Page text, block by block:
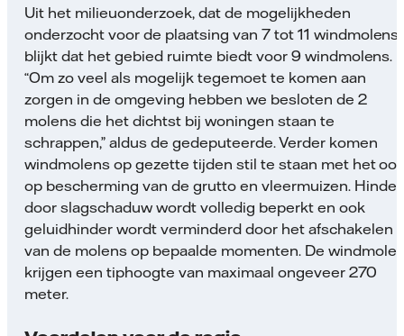
Uit het milieuonderzoek, dat de mogelijkheden
onderzocht voor de plaatsing van 7 tot 11 windmolens,
blijkt dat het gebied ruimte biedt voor 9 windmolens.
“Om zo veel als mogelijk tegemoet te komen aan
zorgen in de omgeving hebben we besloten de 2
molens die het dichtst bij woningen staan te
schrappen,” aldus de gedeputeerde. Verder komen
windmolens op gezette tijden stil te staan met het
op bescherming van de grutto en vleermuizen. Hinder
door slagschaduw wordt volledig beperkt en ook
geluidhinder wordt verminderd door het afschakelen
van de molens op bepaalde momenten. De
krijgen een tiphoogte van maximaal ongeveer 270
meter.